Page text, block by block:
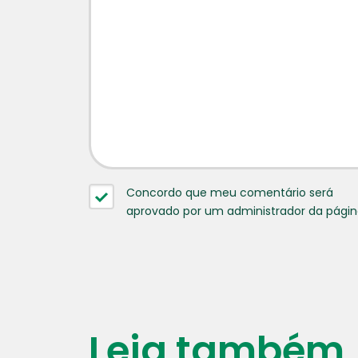
Concordo que meu comentário será
aprovado por um administrador da